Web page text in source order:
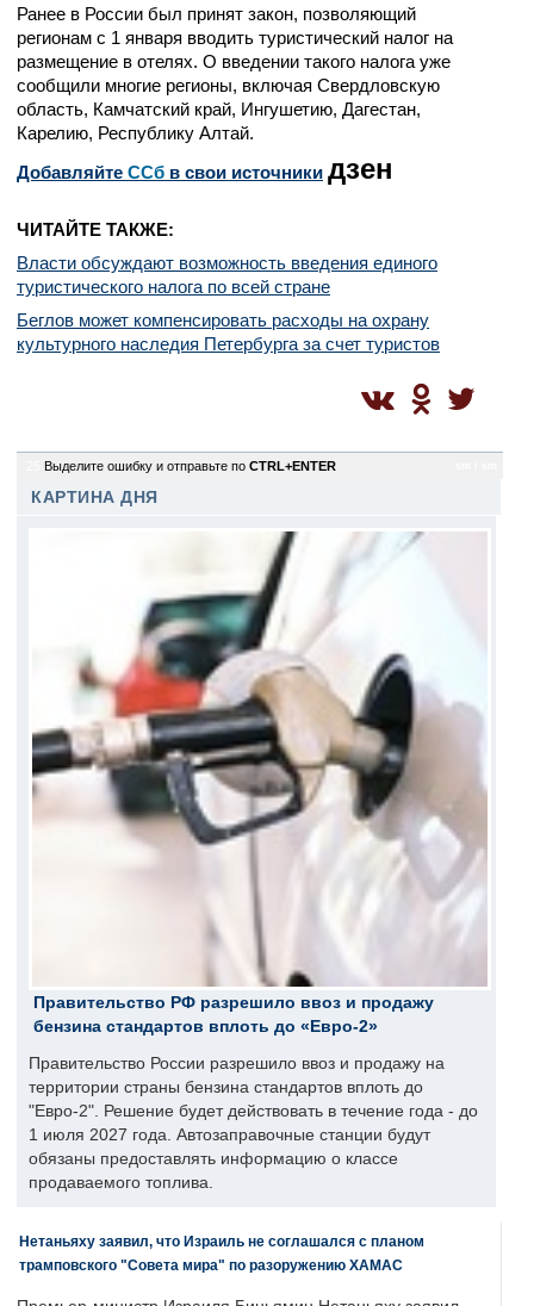
Ранее в России был принят закон, позволяющий
регионам с 1 января вводить туристический налог на
размещение в отелях. О введении такого налога уже
сообщили многие регионы, включая Свердловскую
область, Камчатский край, Ингушетию, Дагестан,
Карелию, Республику Алтай.
Добавляйте CСб в свои источники дзен
ЧИТАЙТЕ ТАКЖЕ:
Власти обсуждают возможность введения единого
туристического налога по всей стране
Беглов может компенсировать расходы на охрану
культурного наследия Петербурга за счет туристов
Выделите ошибку и отправьте по CTRL+ENTER
КАРТИНА ДНЯ
Правительство РФ разрешило ввоз и продажу
бензина стандартов вплоть до «Евро-2»
Правительство России разрешило ввоз и продажу на
территории страны бензина стандартов вплоть до
"Евро-2". Решение будет действовать в течение года - до
1 июля 2027 года. Автозаправочные станции будут
обязаны предоставлять информацию о классе
продаваемого топлива.
Нетаньяху заявил, что Израиль не соглашался с планом
трамповского "Совета мира" по разоружению ХАМАС